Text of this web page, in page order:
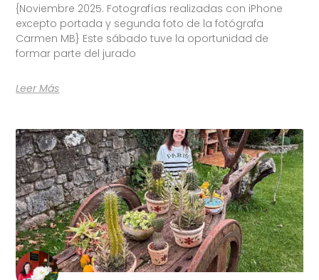
{Noviembre 2025. Fotografías realizadas con iPhone
excepto portada y segunda foto de la fotógrafa
Carmen MB} Este sábado tuve la oportunidad de
formar parte del jurado
Leer Más